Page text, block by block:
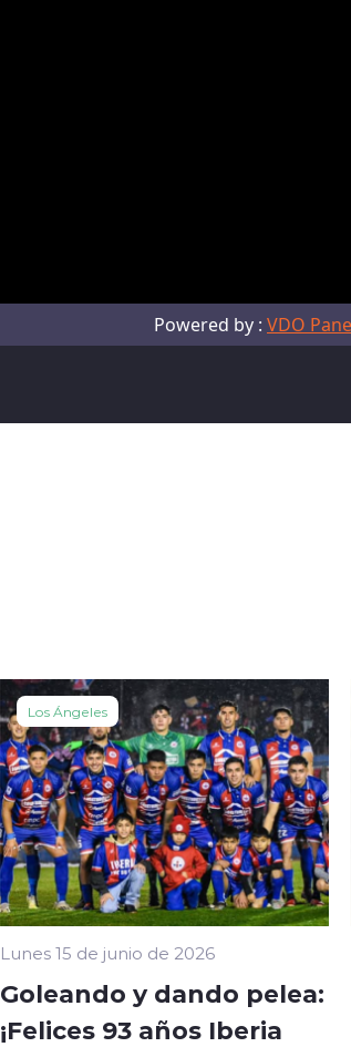
Los Ángeles
Lunes 15 de junio de 2026
Goleando y dando pelea:
¡Felices 93 años Iberia